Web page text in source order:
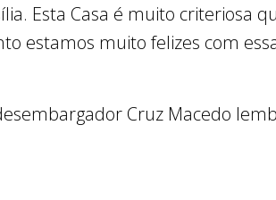
Esta Casa é muito criteriosa
estamos muito felizes com
Cruz Macedo